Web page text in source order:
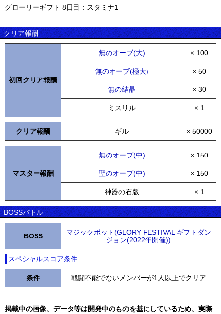
グローリーギフト 8日目：スタミナ1
クリア報酬
初回クリア報酬
無のオーブ(大) × 100
無のオーブ(極大) × 50
無の結晶 × 30
ミスリル × 1
クリア報酬 ギル × 50000
マスター報酬
無のオーブ(中) × 150
聖のオーブ(中) × 150
神器の石版 × 1
BOSSバトル
BOSS
マジックポット(GLORY FESTIVAL ギフトダン
ジョン(2022年開催))
スペシャルスコア条件
条件 戦闘不能でないメンバーが1人以上でクリア
掲載中の画像、データ等は開発中のものを基にしているため、実際